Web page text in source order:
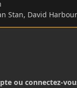
Stan, David Harbour
ou connectez-